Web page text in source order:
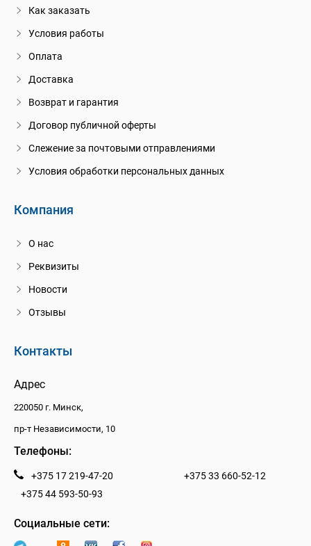
Как заказать
Условия работы
Оплата
Доставка
Возврат и гарантия
Договор публичной оферты
Слежение за почтовыми отправлениями
Условия обработки персональных данных
Компания
О нас
Реквизиты
Новости
Отзывы
Контакты
Адрес
220050 г. Минск,
пр-т Независимости, 10
Телефоны:
+375 17 219-47-20
+375 33 660-52-12
+375 44 593-50-93
Социальные сети: